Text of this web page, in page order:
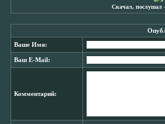
Скачал, послушал
Ваше Имя:
Ваш E-Mail:
Комментарий: